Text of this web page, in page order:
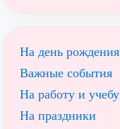
На день рождения
Важные события
На работу и учебу
На праздники